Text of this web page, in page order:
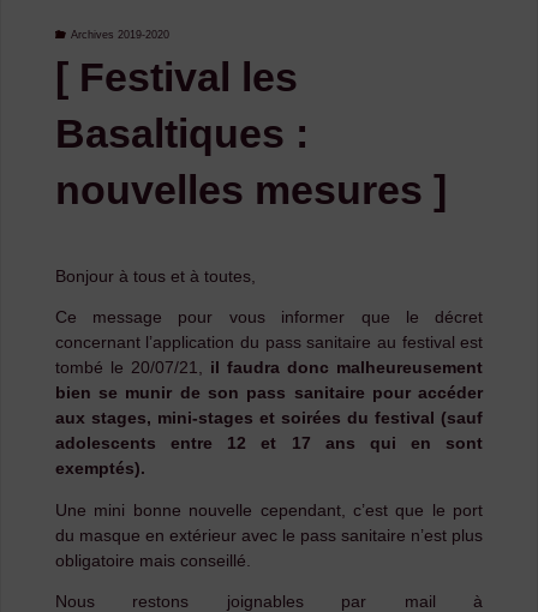
Archives 2019-2020
[ Festival les
Basaltiques :
nouvelles mesures ]
Bonjour à tous et à toutes,
Ce message pour vous informer que le décret
concernant l’application du pass sanitaire au festival est
tombé le 20/07/21, il faudra donc malheureusement
bien se munir de son pass sanitaire pour accéder
aux stages, mini-stages et soirées du festival (sauf
adolescents entre 12 et 17 ans qui en sont
exemptés).
Une mini bonne nouvelle cependant, c’est que le port
du masque en extérieur avec le pass sanitaire n’est plus
obligatoire mais conseillé.
Nous restons joignables par mail à